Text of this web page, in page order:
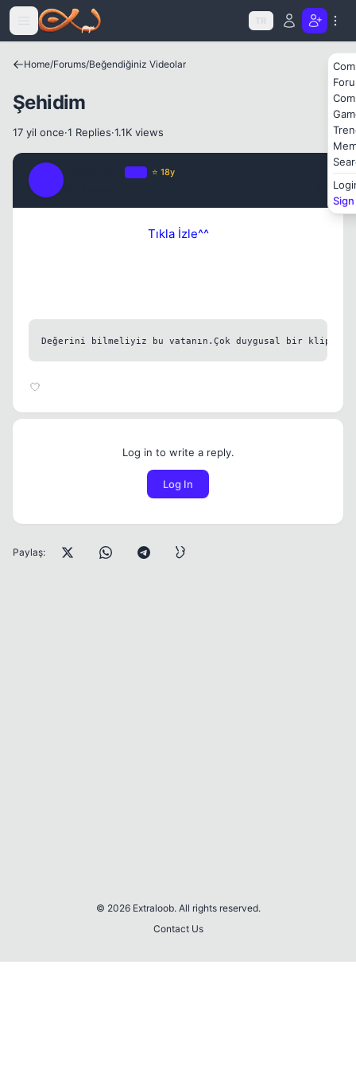
Icerige atla
TR
Home/Forums/Beğendiğiniz Videolar
Şehidim
17 yil once·1 Replies·1.1K views
⭐ 18y
Tıkla İzle^^
Değerini bilmeliyiz bu vatanın.Çok duygusal bir klip
Log in to write a reply.
Log In
Paylaş:
© 2026 Extraloob. All rights reserved.
Contact Us